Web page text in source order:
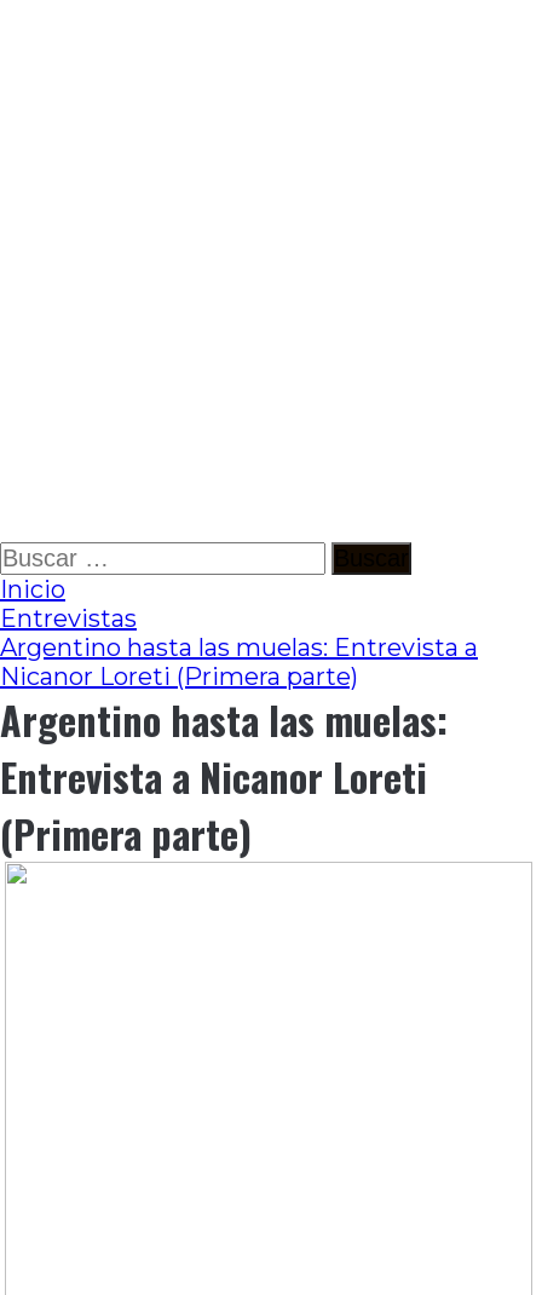
Ir
al
contenido
Buscar:
Inicio
Entrevistas
Argentino hasta las muelas: Entrevista a
Nicanor Loreti (Primera parte)
Argentino hasta las muelas:
Entrevista a Nicanor Loreti
(Primera parte)